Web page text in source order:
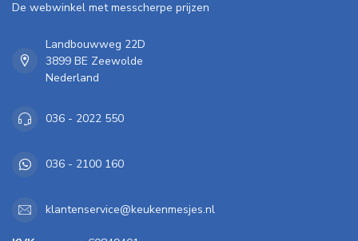
De webwinkel met messcherpe prijzen
Landbouwweg 22D
3899 BE Zeewolde
Nederland
036 - 2022 550
036 - 2100 160
klantenservice@keukenmesjes.nl